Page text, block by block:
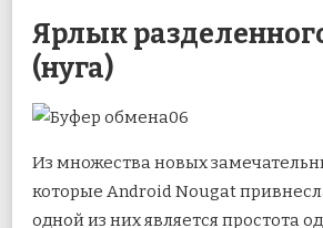
Ярлык
(нуга)
Из множества новых
которые Android Nougat
одной из них является простота